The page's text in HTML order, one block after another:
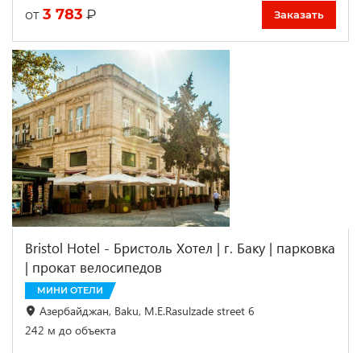
от 3 783 ₽ Заказать
Bristol Hotel - Бристоль Хотел | г. Баку | парковка
| прокат велосипедов
МИНИ ОТЕЛИ
Азербайджан, Baku, M.E.Rasulzade street 6
242 м до объекта